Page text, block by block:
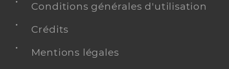
Conditions générales d'utilisation
Crédits
Mentions légales